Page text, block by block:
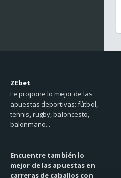
ZEbet
Le propone lo mejor de las
apuestas deportivas: fútbol,
tennis, rugby, baloncesto,
balonmano...
Encuentre también lo
mejor de las apuestas en
carreras de caballos con